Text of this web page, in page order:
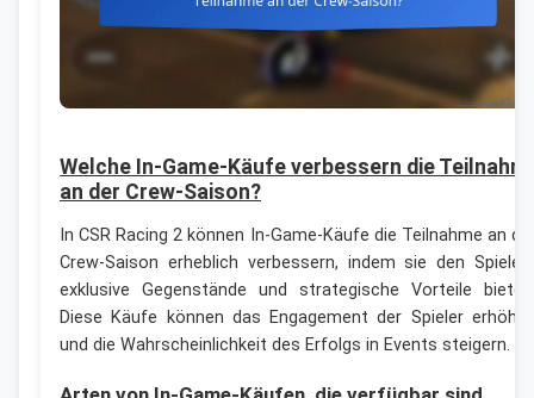
Welche In-Game-Käufe verbessern die
an der Crew-Saison?
In CSR Racing 2 können In-Game-Käufe die Teilnahme an
Crew-Saison erheblich verbessern, indem sie den
exklusive Gegenstände und strategische Vorteile
Diese Käufe können das Engagement der Spieler
und die Wahrscheinlichkeit des Erfolgs in Events steigern.